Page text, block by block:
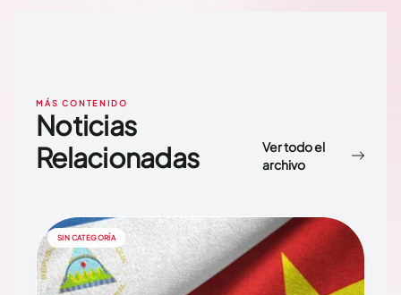
MÁS CONTENIDO
Noticias
Relacionadas
Ver todo el
archivo
SIN CATEGORÍA